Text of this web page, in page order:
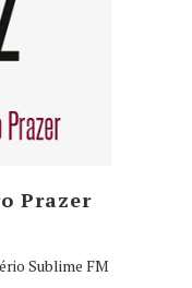
Prazer
Sublime FM